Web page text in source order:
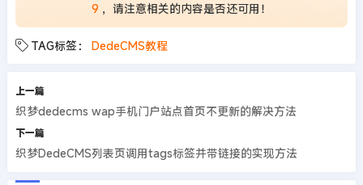
9 ，请注意相关的内容是否还可用！
TAG标签： DedeCMS教程
上一篇
织梦dedecms wap手机门户站点首页不更新的解决方法
下一篇
织梦DedeCMS列表页调用tags标签并带链接的实现方法